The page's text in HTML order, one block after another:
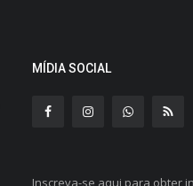
MÍDIA SOCIAL
Inscreva-se aqui para obter